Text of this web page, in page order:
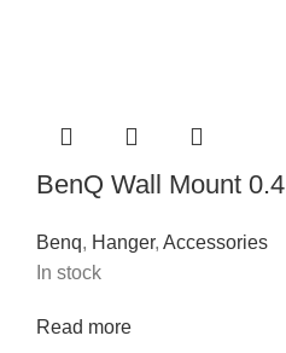
BenQ Wall Mount 0.4
Benq, Hanger, Accessories
In stock
Read more